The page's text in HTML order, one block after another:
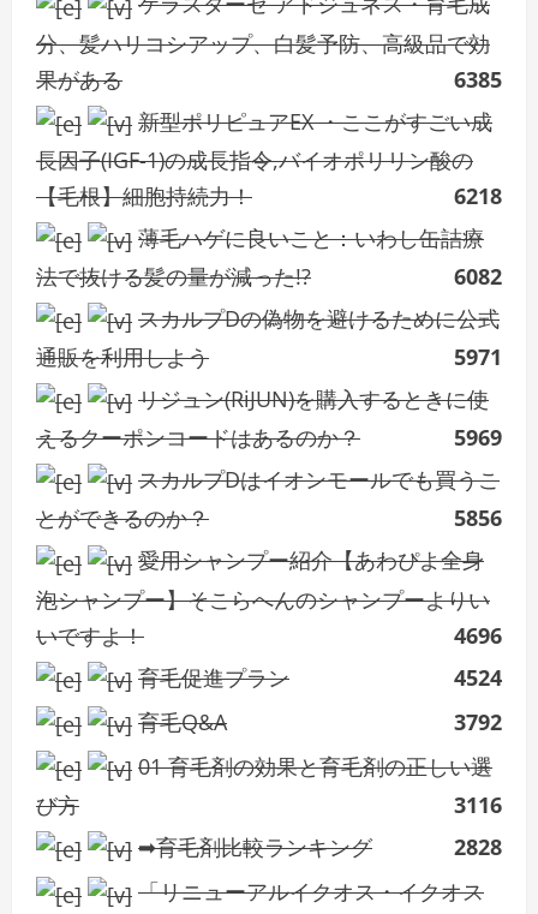
分、髪ハリコシアップ、白髪予防、高級品で効
果がある
6385
新型ポリピュアEX ・ここがすごい成
長因子(IGF-1)の成長指令,バイオポリリン酸の
【毛根】細胞持続力！
6218
薄毛ハゲに良いこと：いわし缶詰療
法で抜ける髪の量が減った!?
6082
スカルプDの偽物を避けるために公式
通販を利用しよう
5971
リジュン(RiJUN)を購入するときに使
えるクーポンコードはあるのか？
5969
スカルプDはイオンモールでも買うこ
とができるのか？
5856
愛用シャンプー紹介【あわぴよ全身
泡シャンプー】そこらへんのシャンプーよりい
いですよ！
4696
育毛促進プラン
4524
育毛Q&A
3792
01 育毛剤の効果と育毛剤の正しい選
び方
3116
➡育毛剤比較ランキング
2828
「リニューアルイクオス・イクオス